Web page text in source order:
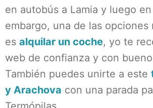
en autobús a Lamia y luego
embargo, una de las opciones
es alquilar un coche, yo te
web de confianza y con
También puedes unirte a este
y Arachova con una parada